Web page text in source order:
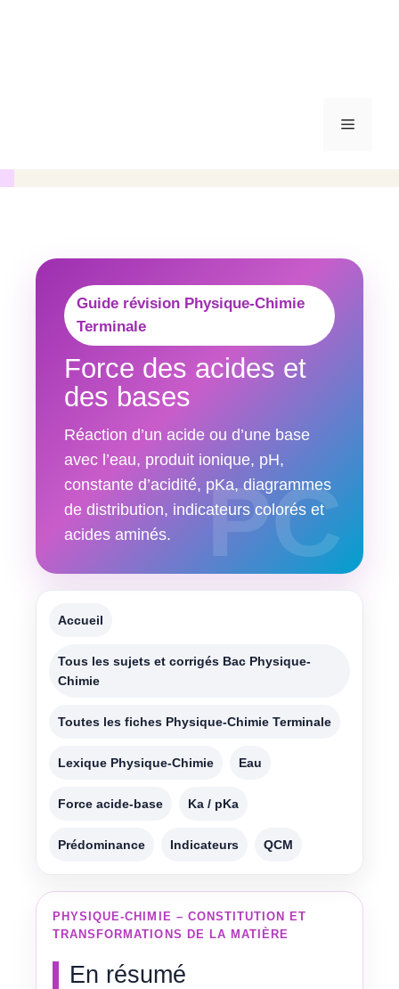
Menu
Guide révision Physique-Chimie
Terminale
Force des acides et
des bases
Réaction d’un acide ou d’une base
avec l’eau, produit ionique, pH,
constante d’acidité, pKa, diagrammes
de distribution, indicateurs colorés et
acides aminés.
Accueil
Tous les sujets et corrigés Bac Physique-
Chimie
Toutes les fiches Physique-Chimie Terminale
Lexique Physique-Chimie Eau
Force acide-base Ka / pKa
Prédominance Indicateurs QCM
PHYSIQUE-CHIMIE – CONSTITUTION ET
TRANSFORMATIONS DE LA MATIÈRE
En résumé